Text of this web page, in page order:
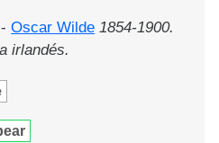
Oscar Wilde 1854-1900.
irlandés.